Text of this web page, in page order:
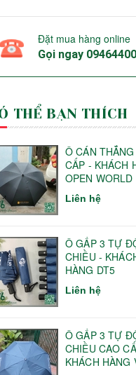
Đặt mua hàng online
Gọi ngay
THỂ BẠN THÍCH
Ô CÁN
CẤP - KHÁCH
OPEN WORLD
Liên hệ
Ô GẤP 3 TỰ
CHIỀU -
HÀNG DT5
Liên hệ
Ô GẤP 3 TỰ
CHIỀU CAO
KHÁCH HÀNG